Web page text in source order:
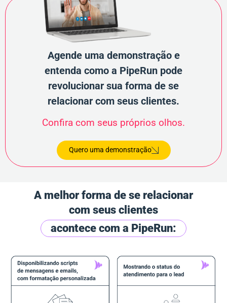
Agende uma demonstração e
entenda como a PipeRun pode
revolucionar sua forma de se
relacionar com seus clientes.
Confira com seus próprios olhos.
Quero uma demonstração
A melhor forma de se relacionar
com seus clientes
acontece com a PipeRun: